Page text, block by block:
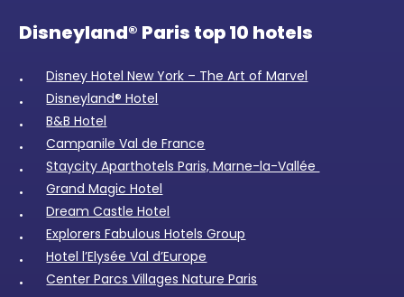
Disneyland® Paris top 10 hotels
Disney Hotel New York – The Art of Marvel
Disneyland® Hotel
B&B Hotel
Campanile Val de France
Staycity Aparthotels Paris, Marne-la-Vallée
Grand Magic Hotel
Dream Castle Hotel
Explorers Fabulous Hotels Group
Hotel l’Elysée Val d’Europe
Center Parcs Villages Nature Paris